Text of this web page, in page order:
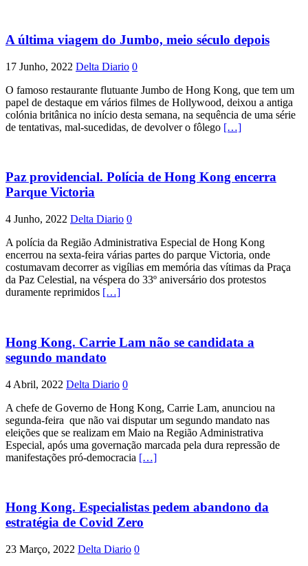
A última viagem do Jumbo, meio século depois
17 Junho, 2022 Delta Diario 0
O famoso restaurante flutuante Jumbo de Hong Kong, que tem um
papel de destaque em vários filmes de Hollywood, deixou a antiga
colónia britânica no início desta semana, na sequência de uma série
de tentativas, mal-sucedidas, de devolver o fôlego […]
Paz providencial. Polícia de Hong Kong encerra
Parque Victoria
4 Junho, 2022 Delta Diario 0
A polícia da Região Administrativa Especial de Hong Kong
encerrou na sexta-feira várias partes do parque Victoria, onde
costumavam decorrer as vigílias em memória das vítimas da Praça
da Paz Celestial, na véspera do 33º aniversário dos protestos
duramente reprimidos […]
Hong Kong. Carrie Lam não se candidata a
segundo mandato
4 Abril, 2022 Delta Diario 0
A chefe de Governo de Hong Kong, Carrie Lam, anunciou na
segunda-feira que não vai disputar um segundo mandato nas
eleições que se realizam em Maio na Região Administrativa
Especial, após uma governação marcada pela dura repressão de
manifestações pró-democracia […]
Hong Kong. Especialistas pedem abandono da
estratégia de Covid Zero
23 Março, 2022 Delta Diario 0